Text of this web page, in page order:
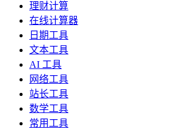
理财计算
在线计算器
日期工具
文本工具
AI 工具
网络工具
站长工具
数学工具
常用工具